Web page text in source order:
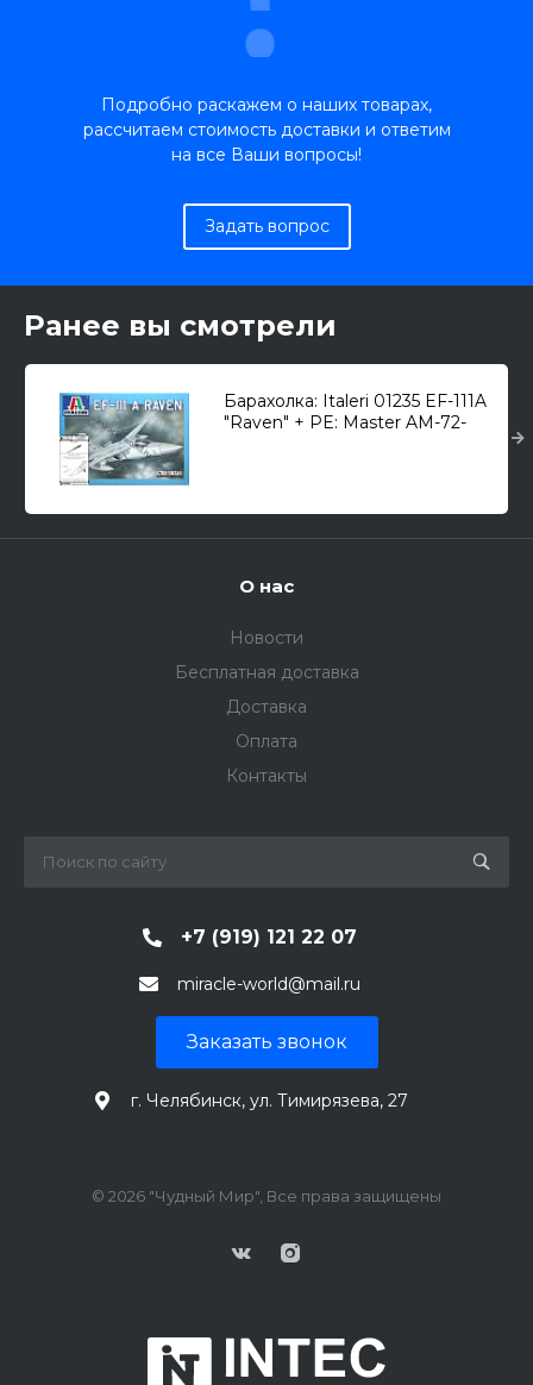
Подробно раскажем о наших товарах,
рассчитаем стоимость доставки и ответим
на все Ваши вопросы!
Задать вопрос
Ранее вы смотрели
Барахолка: Italeri 01235 EF-111A
"Raven" + PE: Master AM-72-
О нас
Новости
Бесплатная доставка
Доставка
Оплата
Контакты
+7 (919) 121 22 07
miracle-world@mail.ru
Заказать звонок
г. Челябинск, ул. Тимирязева, 27
© 2026 "Чудный Мир", Все права защищены